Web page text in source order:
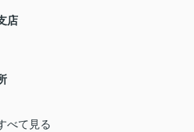
店
べて見る